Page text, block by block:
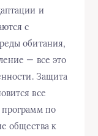
и
с
обитания,
— все это
Защита
все
по
общества к